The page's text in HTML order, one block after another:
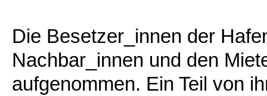
Die Besetzer_innen der
Nachbar_innen und den
aufgenommen. Ein Teil von